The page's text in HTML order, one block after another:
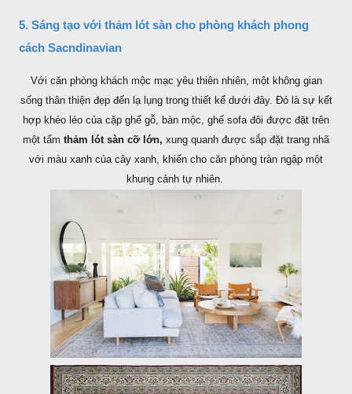
5. Sáng tạo với thảm lót sàn cho phòng khách phong
cách Sacndinavian
Với căn phòng khách mộc mạc yêu thiên nhiên, một không gian
sống thân thiện đẹp đến lạ lụng trong thiết kế dưới đây. Đó là sự kết
hợp khéo léo của cặp ghế gỗ, bàn mộc, ghế sofa đôi được đặt trên
một tấm thảm lót sàn cỡ lớn, xung quanh được sắp đặt trang nhã
với màu xanh của cây xanh, khiến cho căn phòng tràn ngập một
khung cảnh tự nhiên.